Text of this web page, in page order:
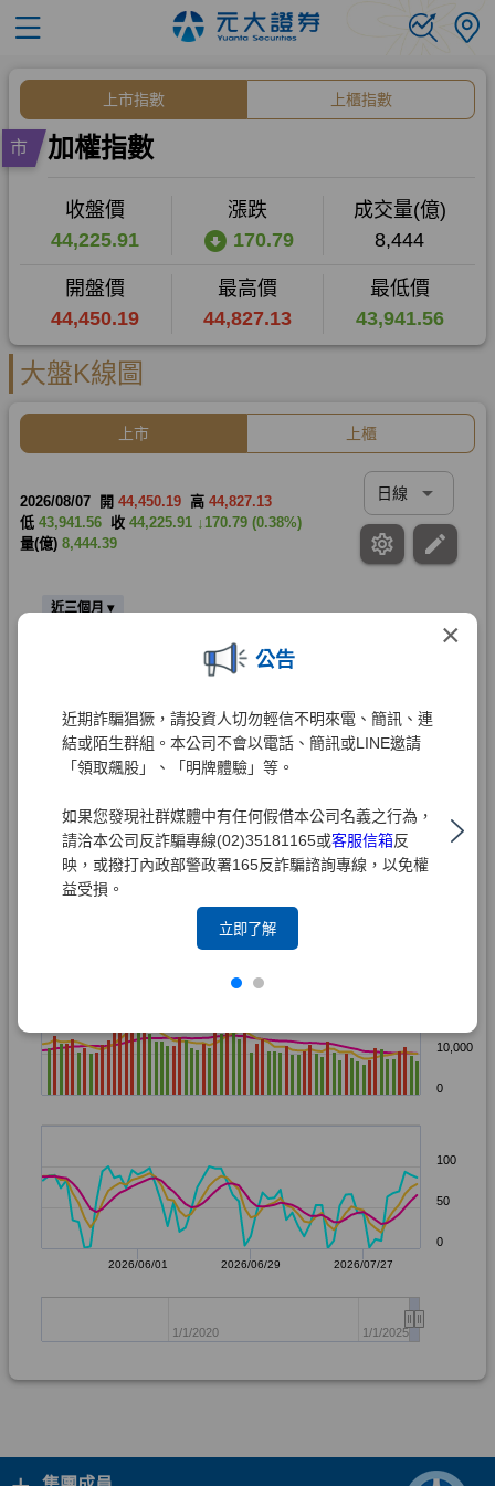
×
公告
近期詐騙猖獗，請投資人切勿輕信不明來電、簡訊、連
結或陌生群組。本公司不會以電話、簡訊或LINE邀請
「領取飆股」、「明牌體驗」等。
如果您發現社群媒體中有任何假借本公司名義之行為，
請洽本公司反詐騙專線(02)35181165或客服信箱反
映，或撥打內政部警政署165反詐騙諮詢專線，以免權
益受損。
立即了解